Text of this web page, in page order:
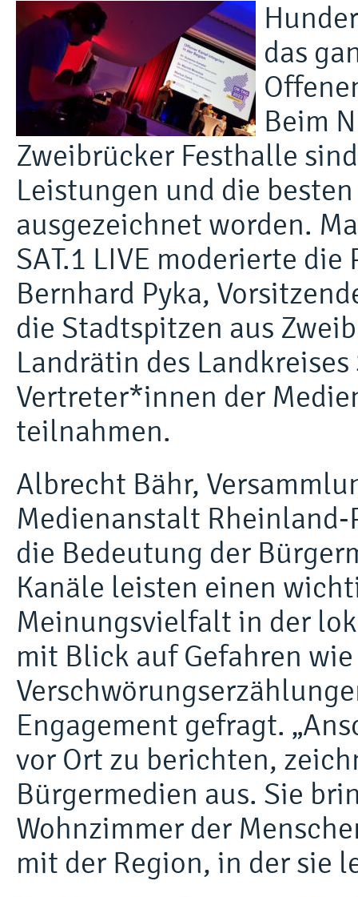
das
Beim
Zweibrücker Festhalle
Leistungen und die
ausgezeichnet worden.
SAT.1 LIVE moderierte
Bernhard Pyka,
die Stadtspitzen aus
Landrätin des
Vertreter*innen der
teilnahmen.
Albrecht Bähr,
Medienanstalt
die Bedeutung der
Kanäle leisten einen
Meinungsvielfalt in der
mit Blick auf Gefahren
Engagement gefragt.
vor Ort zu berichten,
Bürgermedien aus. Sie
Wohnzimmer der
mit der Region, in der sie